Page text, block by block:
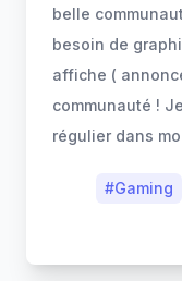
belle
besoin de
affiche (
communauté !
régulier dans
#Gaming